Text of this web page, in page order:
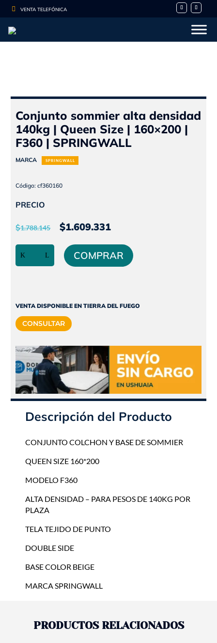
 VENTA TELEFÓNICA
Conjunto sommier alta densidad
140kg | Queen Size | 160×200 |
F360 | SPRINGWALL
MARCA SPRINGWALL
Código: cf360160
PRECIO
$1.788.145
El
precio
original
era:
$1.609.331El
precio
actual
es:
Conjunto
sommier
|
Queen
Size
160x200
|
F360
|
SPRINGWALL
COMPRAR
VENTA DISPONIBLE EN TIERRA DEL FUEGO
CONSULTAR
Descripción del Producto
CONJUNTO COLCHON Y BASE DE SOMMIER
QUEEN SIZE 160*200
MODELO F360
ALTA DENSIDAD – PARA PESOS DE 140KG POR
PLAZA
TELA TEJIDO DE PUNTO
DOUBLE SIDE
BASE COLOR BEIGE
MARCA SPRINGWALL
PRODUCTOS RELACIONADOS